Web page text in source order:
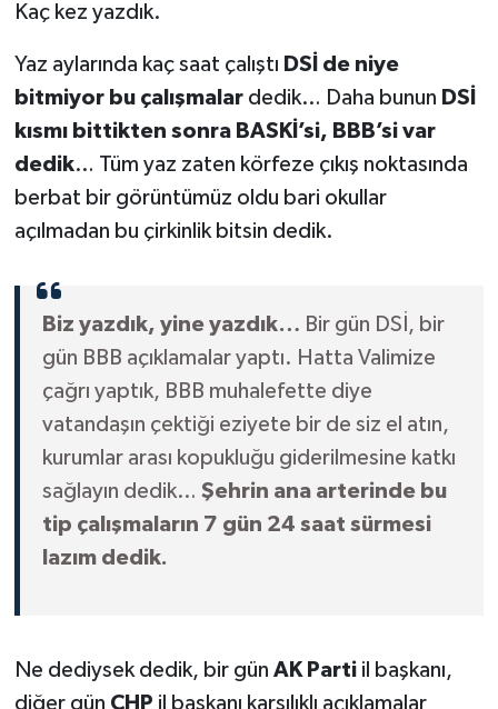
Kaç kez yazdık.
Yaz aylarında kaç saat çalıştı DSİ de niye
bitmiyor bu çalışmalar dedik… Daha bunun DSİ
kısmı bittikten sonra BASKİ’si, BBB’si var
dedik… Tüm yaz zaten körfeze çıkış noktasında
berbat bir görüntümüz oldu bari okullar
açılmadan bu çirkinlik bitsin dedik.
Biz yazdık, yine yazdık… Bir gün DSİ, bir
gün BBB açıklamalar yaptı. Hatta Valimize
çağrı yaptık, BBB muhalefette diye
vatandaşın çektiği eziyete bir de siz el atın,
kurumlar arası kopukluğu giderilmesine katkı
sağlayın dedik… Şehrin ana arterinde bu
tip çalışmaların 7 gün 24 saat sürmesi
lazım dedik.
Ne dediysek dedik, bir gün AK Partiil başkanı,
diğer gün CHP il başkanı karşılıklı açıklamalar